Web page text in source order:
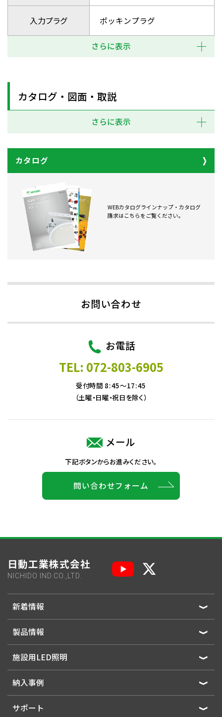
入力プラグ ポッキンプラグ
さらに表示
カタログ・図面・取説
さらに表示
カタログ
WEBカタログラインナップ・カタログ
請求はこちらをご覧ください。
お問い合わせ
お電話
TEL: 072-803-6905
受付時間 8:45～17:45
（土曜・日曜・祝日を除く）
メール
下記ボタンからお進みください。
問い合わせフォーム
日動工業株式会社
NICHIDO IND.CO.,LTD.
新着情報
製品情報
施設用LED照明
納入事例
サポート